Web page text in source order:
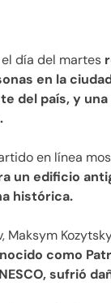
día del martes
en la
del país, y una
en línea
un edificio
histórica.
Maksym
como
sufrió